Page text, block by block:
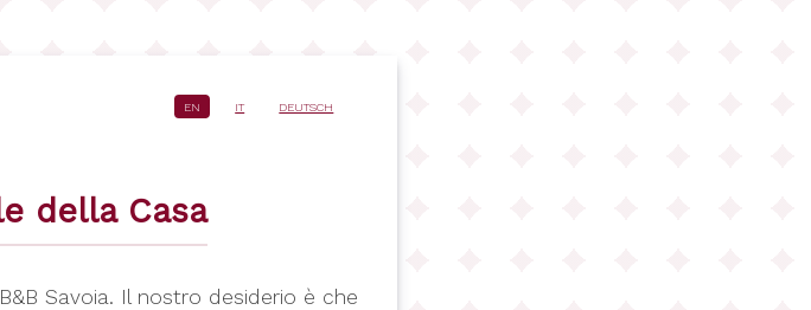
EN IT DEUTSCH
della Casa
Savoia. Il nostro desiderio è che